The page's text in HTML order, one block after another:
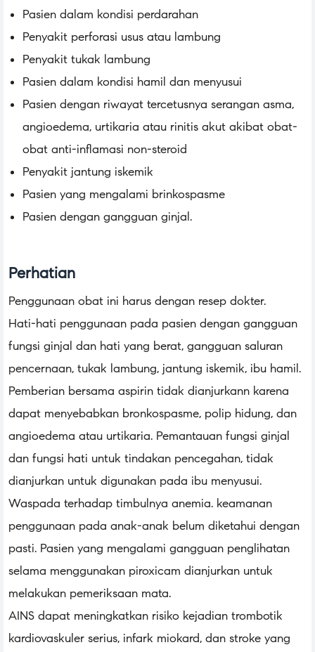
Pasien dalam kondisi perdarahan
Penyakit perforasi usus atau lambung
Penyakit tukak lambung
Pasien dalam kondisi hamil dan menyusui
Pasien dengan riwayat tercetusnya serangan asma,
angioedema, urtikaria atau rinitis akut akibat obat-
obat anti-inflamasi non-steroid
Penyakit jantung iskemik
Pasien yang mengalami brinkospasme
Pasien dengan gangguan ginjal.
Perhatian
Penggunaan obat ini harus dengan resep dokter.
Hati-hati penggunaan pada pasien dengan gangguan
fungsi ginjal dan hati yang berat, gangguan saluran
pencernaan, tukak lambung, jantung iskemik, ibu hamil.
Pemberian bersama aspirin tidak dianjurkann karena
dapat menyebabkan bronkospasme, polip hidung, dan
angioedema atau urtikaria. Pemantauan fungsi ginjal
dan fungsi hati untuk tindakan pencegahan, tidak
dianjurkan untuk digunakan pada ibu menyusui.
Waspada terhadap timbulnya anemia. keamanan
penggunaan pada anak-anak belum diketahui dengan
pasti. Pasien yang mengalami gangguan penglihatan
selama menggunakan piroxicam dianjurkan untuk
melakukan pemeriksaan mata.
AINS dapat meningkatkan risiko kejadian trombotik
kardiovaskuler serius, infark miokard, dan stroke yang